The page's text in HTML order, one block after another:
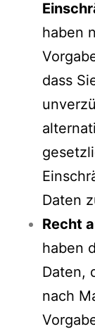
haben
dass
Daten
Recht
haben
Daten,
nach